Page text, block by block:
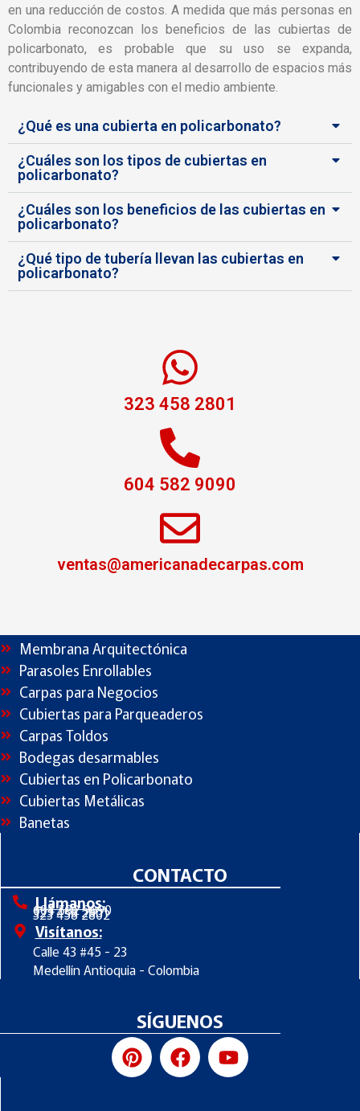
en una reducción de costos. A medida que más personas en
Colombia reconozcan los beneficios de las cubiertas de
policarbonato, es probable que su uso se expanda,
contribuyendo de esta manera al desarrollo de espacios más
funcionales y amigables con el medio ambiente.
¿Qué es una cubierta en policarbonato?
¿Cuáles son los tipos de cubiertas en
policarbonato?
¿Cuáles son los beneficios de las cubiertas en
policarbonato?
¿Qué tipo de tubería llevan las cubiertas en
policarbonato?
323 458 2801
604 582 9090
ventas@americanadecarpas.com
techos en policarbonato, cubiertas en policarbonato, domos de policarbonato, domos en
policarbonato, cubierta en policarbonato, cubiertas de policarbonato, cubierta
policarbonato, domo policarbonato, techo en policarbonato, domo en policarbonato,
policarbonato para terrazas, cubiertas para techos policarbonato, cubiertas con
policarbonato, cubiertas para terrazas en policarbonato, techos en policarbonato medellin,
techos en policarbonato para terrazas, cubiertas en policarbonato para patios.
Membrana Arquitectónica
Parasoles Enrollables
Carpas para Negocios
Cubiertas para Parqueaderos
Carpas Toldos
Bodegas desarmables
Cubiertas en Policarbonato
Cubiertas Metálicas
Banetas
CONTACTO
Llámanos:
604 582 9090
323 458 2801
323 458 2802
Visítanos:
Calle 43 #45 - 23
Medellín Antioquia - Colombia
SÍGUENOS